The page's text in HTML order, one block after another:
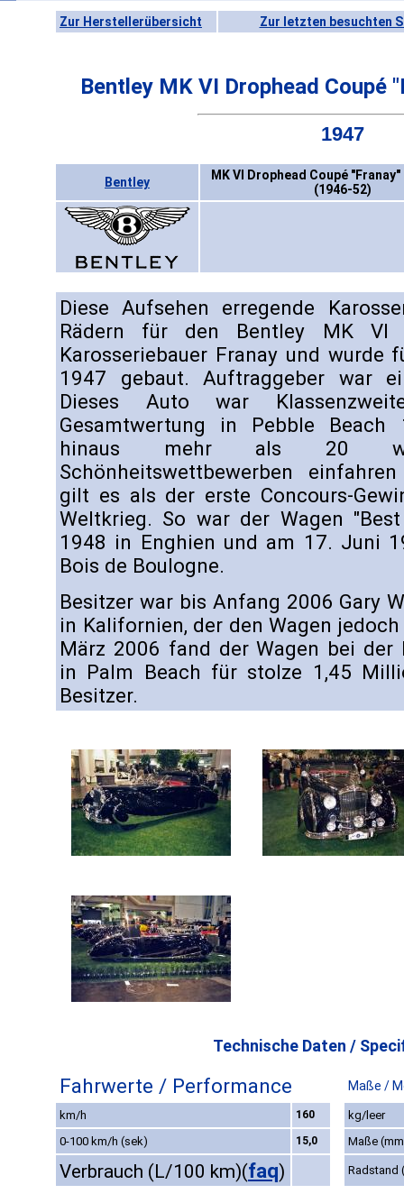
Zur Herstellerübersicht Zur letzten besuchten
Bentley MK VI Drophead Coupé
1947
Bentley
MK VI Drophead Coupé "Franay"
(1946-52)
Diese Aufsehen erregende
Rädern für den Bentley MK VI
Karosseriebauer Franay und wurde
1947 gebaut. Auftraggeber war
Dieses Auto war
Gesamtwertung in Pebble
hinaus mehr als 20
Schönheitswettbewerben
gilt es als der erste Concours-
Weltkrieg. So war der Wagen
1948 in Enghien und am 17. Juni
Bois de Boulogne.
Besitzer war bis Anfang 2006 Gary
in Kalifornien, der den Wagen
März 2006 fand der Wagen bei der
in Palm Beach für stolze 1,45
Besitzer.
Technische Daten /
Fahrwerte / Performance Maße /
km/h 160
kg/leer
0-100 km/h (sek)
15,0 Maße
Verbrauch (L/100 km)(faq) Radstand